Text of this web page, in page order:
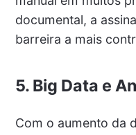
documental, a
barreira a mais
5. Big Data e
Com o aumento da